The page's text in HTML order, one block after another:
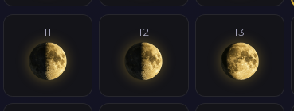
11 12 13